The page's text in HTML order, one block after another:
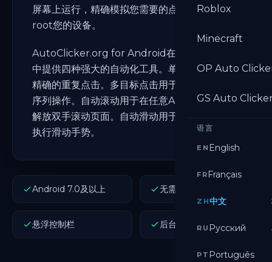
Roblox
Minecraft
OP Auto
GS Auto
语言
EN English
FR Français
ZH中文
RU Русский
PT Português
屏幕上运行，精确模拟您需要的点击位置，无需
root您的设备。
AutoClicker.org for Android在一款免费应用
中提供四种强大的自动化工具。单目标点击用于
精确的重复点击。多目标点击用于跨多个位置的
序列操作。自动滚动用于在任意Android应用上
解放双手滚动页面。自动滑动用于在屏幕上自动
执行滑动手势。
Android 7.0及以上 无需root
悬浮控制栏 后台运行